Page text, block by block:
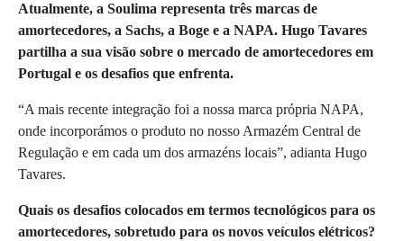
Atualmente, a Soulima representa três marcas de
amortecedores, a Sachs, a Boge e a NAPA. Hugo Tavares
partilha a sua visão sobre o mercado de amortecedores em
Portugal e os desafios que enfrenta.
“A mais recente integração foi a nossa marca própria NAPA,
onde incorporámos o produto no nosso Armazém Central de
Regulação e em cada um dos armazéns locais”, adianta Hugo
Tavares.
Quais os desafios colocados em termos tecnológicos para os
amortecedores, sobretudo para os novos veículos elétricos?